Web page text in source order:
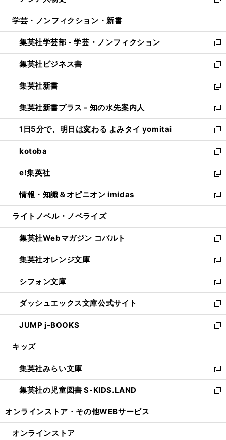
開
ウ
開
く
ン
ウ
で
開
く
ウ
ン
ド
ウ
で
開
く
し
ウ
ィ
ン
ド
ウ
で
開
く
学芸・ノンフィクション・新書
集英社学芸部 - 学芸・ノンフィクション
新
し
い
ウ
ィ
ン
ド
ウ
で
開
く
集英社ビジネス書
新
し
い
ウ
ィ
ン
ド
ウ
で
開
く
集英社新書
新
し
い
ウ
ィ
ン
ド
ウ
で
開
く
集英社新書プラス - 知の水先案内人
新
し
い
ウ
ィ
ン
ド
ウ
で
開
1日5分で、明日は変わる よみタイ yomitai
新
し
い
ウ
ィ
ン
ド
ウ
開
く
kotoba
新
し
い
ウ
ィ
ン
ウ
で
開
く
e!集英社
新
し
い
ウ
ン
ド
ウ
で
開
く
情報・知識＆オピニオン imidas
新
し
ウ
ィ
ン
ド
ウ
で
開
く
ライトノベル・ノベライズ
集英社Webマガジン コバルト
新
し
い
ウ
ィ
ン
ド
ウ
で
開
集英社オレンジ文庫
新
し
い
ウ
ィ
ン
ド
ウ
開
く
シフォン文庫
新
し
い
ウ
ィ
ン
ウ
で
開
く
ダッシュエックス文庫公式サイト
新
し
い
ウ
ン
ド
ウ
で
JUMP j-BOOKS
新
し
ウ
ィ
ン
ド
開
キッズ
集英社みらい文庫
新
し
い
ン
集英社の児童図書 S-KIDS.LAND
新
ウ
オンラインストア・ その他WEBサービス
オンラインストア